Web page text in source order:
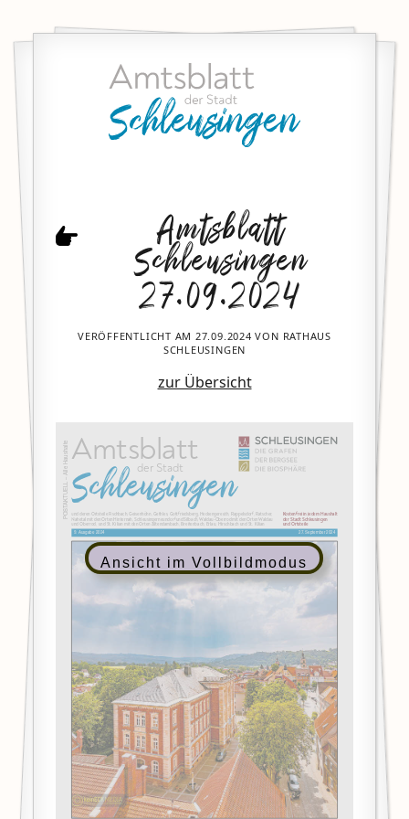
Amtsblatt
Schleusingen
27.09.2024
VERÖFFENTLICHT AM 27.09.2024 VON RATHAUS
SCHLEUSINGEN
zur Übersicht
Ansicht im Vollbildmodus